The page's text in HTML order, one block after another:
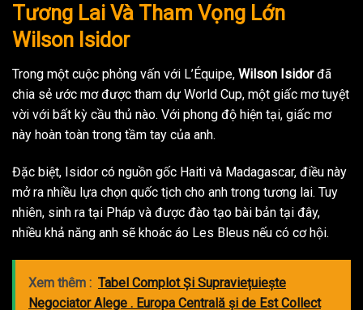
Tương Lai Và Tham Vọng Lớn
Wilson Isidor
Trong một cuộc phỏng vấn với L’Équipe, Wilson Isidorđã
chia sẻ ước mơ được tham dự World Cup, một giấc mơ tuyệt
vời với bất kỳ cầu thủ nào. Với phong độ hiện tại, giấc mơ
này hoàn toàn trong tầm tay của anh.
Đặc biệt, Isidor có nguồn gốc Haiti và Madagascar, điều này
mở ra nhiều lựa chọn quốc tịch cho anh trong tương lai. Tuy
nhiên, sinh ra tại Pháp và được đào tạo bài bản tại đây,
nhiều khả năng anh sẽ khoác áo Les Bleus nếu có cơ hội.
Xem thêm : Tabel Complot Și Supraviețuiește
Negociator Alege . Europa Centrală și de Est Collect